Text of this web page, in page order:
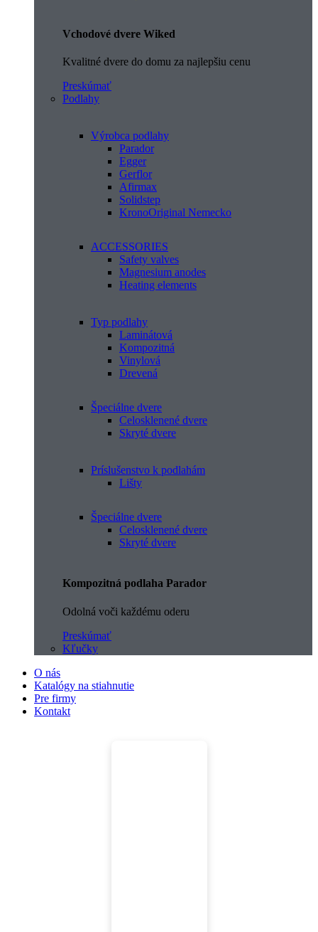
Vchodové dvere Wiked
Kvalitné dvere do domu za najlepšiu cenu
Preskúmať
Podlahy
Výrobca podlahy
Parador
Egger
Gerflor
Afirmax
Solidstep
KronoOriginal Nemecko
ACCESSORIES
Safety valves
Magnesium anodes
Heating elements
Typ podlahy
Laminátová
Kompozitná
Vinylová
Drevená
Špeciálne dvere
Celosklenené dvere
Skryté dvere
Príslušenstvo k podlahám
Lišty
Špeciálne dvere
Celosklenené dvere
Skryté dvere
Kompozitná podlaha Parador
Odolná voči každému oderu
Preskúmať
Kľučky
O nás
Katalógy na stiahnutie
Pre firmy
Kontakt